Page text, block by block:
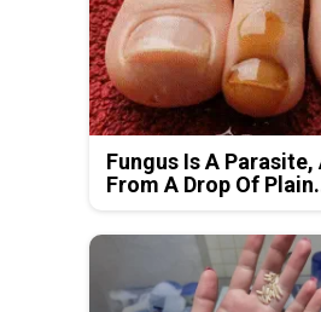
Fungus Is A Parasite,
From A Drop Of